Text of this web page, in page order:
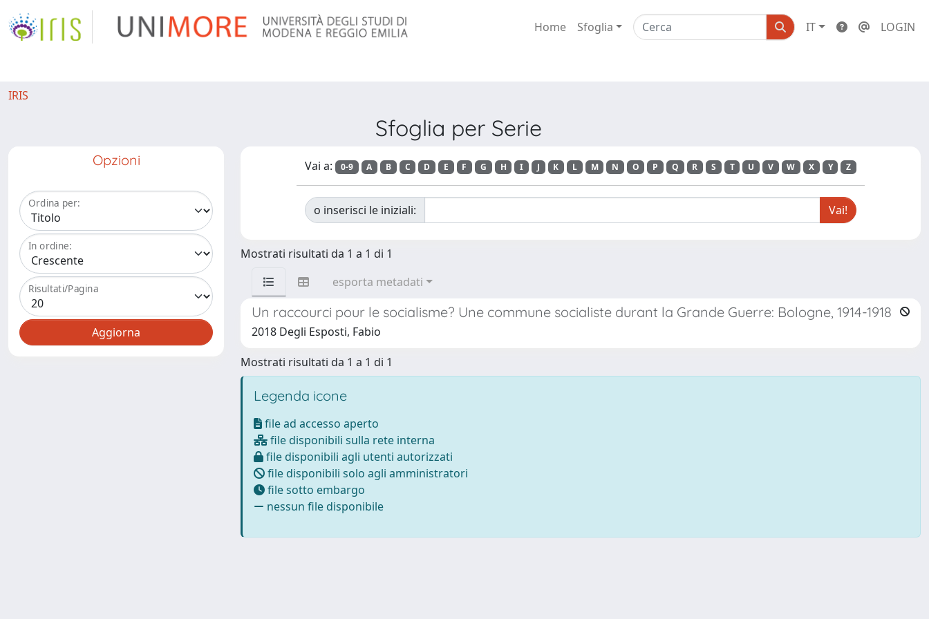
Home Sfoglia IT LOGIN
IRIS
Sfoglia per Serie
Opzioni
Ordina per:
In ordine:
Risultati/Pagina
Vai a: 0-9 A B C D E F G H I J K L M N O P Q R S T U V W X Y Z
o inserisci le iniziali:
Mostrati risultati da 1 a 1 di 1
esporta metadati
Un raccourci pour le socialisme? Une commune socialiste durant la Grande Guerre: Bologne, 1914-1918
2018 Degli Esposti, Fabio
Mostrati risultati da 1 a 1 di 1
Legenda icone
file ad accesso aperto
file disponibili sulla rete interna
file disponibili agli utenti autorizzati
file disponibili solo agli amministratori
file sotto embargo
nessun file disponibile